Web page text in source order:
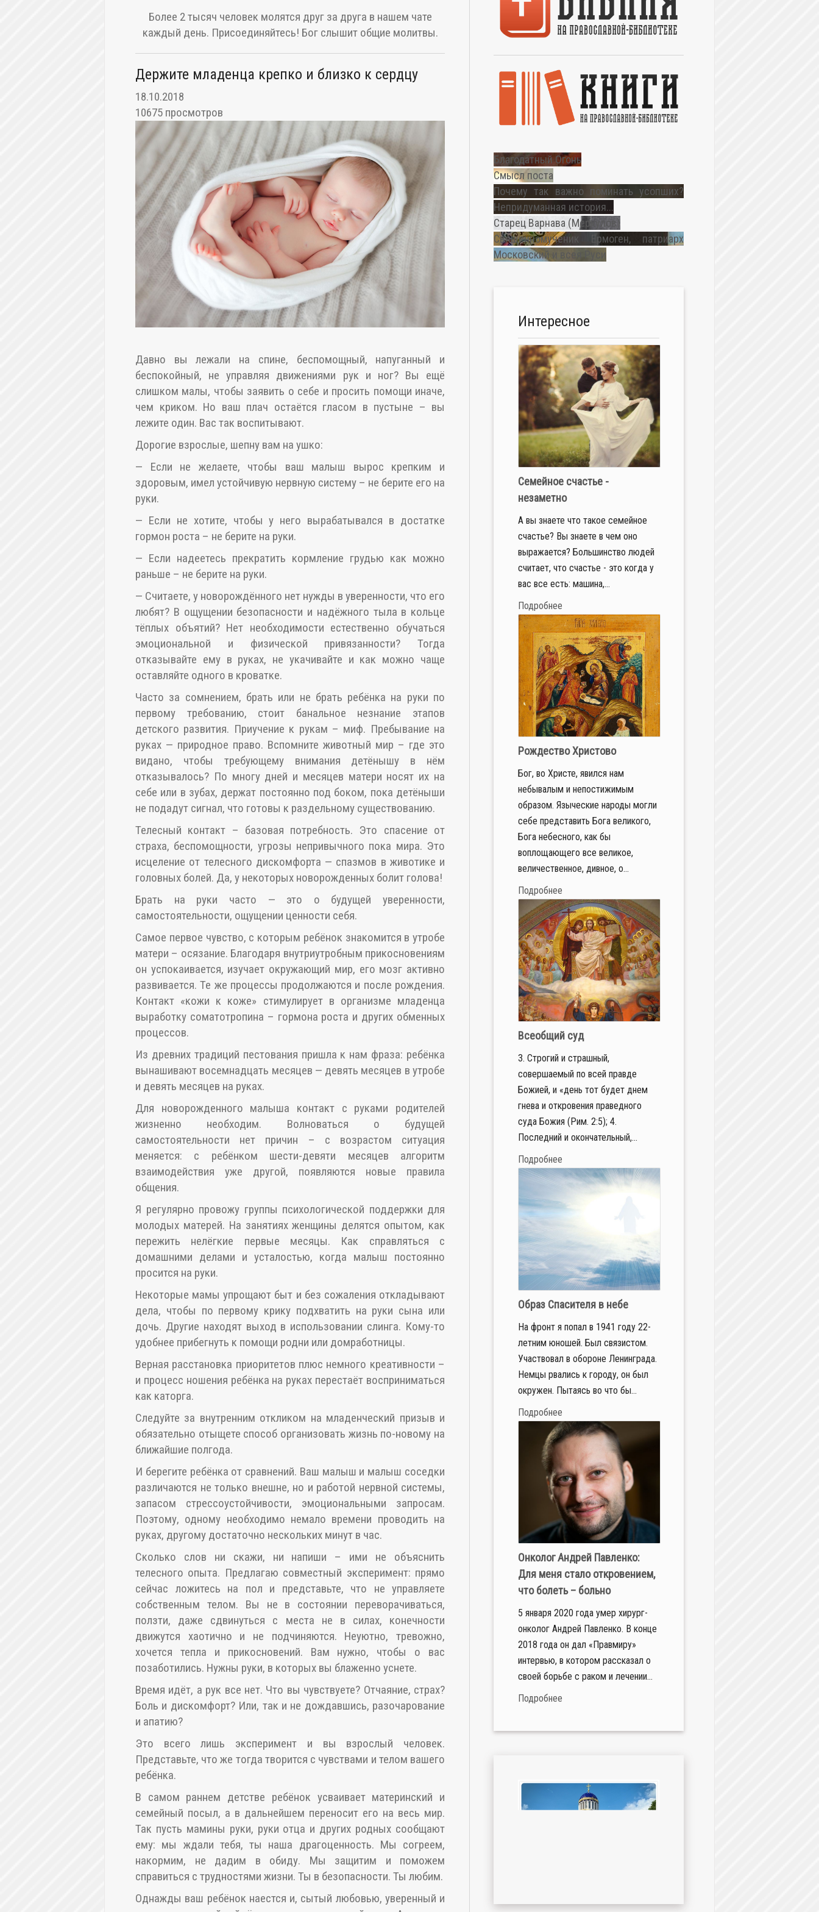
Более 2 тысяч человек молятся друг за друга в нашем чате
каждый день. Присоединяйтесь! Бог слышит общие молитвы.
Держите младенца крепко и близко к сердцу
18.10.2018
10675 просмотров
Давно вы лежали на спине, беспомощный, напуганный и
беспокойный, не управляя движениями рук и ног? Вы ещё
слишком малы, чтобы заявить о себе и просить помощи иначе,
чем криком. Но ваш плач остаётся гласом в пустыне – вы
лежите один. Вас так воспитывают.
Дорогие взрослые, шепну вам на ушко:
— Если не желаете, чтобы ваш малыш вырос крепким и
здоровым, имел устойчивую нервную систему – не берите его на
руки.
— Если не хотите, чтобы у него вырабатывался в достатке
гормон роста – не берите на руки.
— Если надеетесь прекратить кормление грудью как можно
раньше – не берите на руки.
— Считаете, у новорождённого нет нужды в уверенности, что его
любят? В ощущении безопасности и надёжного тыла в кольце
тёплых объятий? Нет необходимости естественно обучаться
эмоциональной и физической привязанности? Тогда
отказывайте ему в руках, не укачивайте и как можно чаще
оставляйте одного в кроватке.
Часто за сомнением, брать или не брать ребёнка на руки по
первому требованию, стоит банальное незнание этапов
детского развития. Приучение к рукам – миф. Пребывание на
руках — природное право. Вспомните животный мир – где это
видано, чтобы требующему внимания детёнышу в нём
отказывалось? По многу дней и месяцев матери носят их на
себе или в зубах, держат постоянно под боком, пока детёныши
не подадут сигнал, что готовы к раздельному существованию.
Телесный контакт – базовая потребность. Это спасение от
страха, беспомощности, угрозы непривычного пока мира. Это
исцеление от телесного дискомфорта — спазмов в животике и
головных болей. Да, у некоторых новорожденных болит голова!
Брать на руки часто — это о будущей уверенности,
самостоятельности, ощущении ценности себя.
Самое первое чувство, с которым ребёнок знакомится в утробе
матери – осязание. Благодаря внутриутробным прикосновениям
он успокаивается, изучает окружающий мир, его мозг активно
развивается. Те же процессы продолжаются и после рождения.
Контакт «кожи к коже» стимулирует в организме младенца
выработку соматотропина – гормона роста и других обменных
процессов.
Из древних традиций пестования пришла к нам фраза: ребёнка
вынашивают восемнадцать месяцев — девять месяцев в утробе
и девять месяцев на руках.
Для новорожденного малыша контакт с руками родителей
жизненно необходим. Волноваться о будущей
самостоятельности нет причин – с возрастом ситуация
меняется: с ребёнком шести-девяти месяцев алгоритм
взаимодействия уже другой, появляются новые правила
общения.
Я регулярно провожу группы психологической поддержки для
молодых матерей. На занятиях женщины делятся опытом, как
пережить нелёгкие первые месяцы. Как справляться с
домашними делами и усталостью, когда малыш постоянно
просится на руки.
Некоторые мамы упрощают быт и без сожаления откладывают
дела, чтобы по первому крику подхватить на руки сына или
дочь. Другие находят выход в использовании слинга. Кому-то
удобнее прибегнуть к помощи родни или домработницы.
Верная расстановка приоритетов плюс немного креативности –
и процесс ношения ребёнка на руках перестаёт восприниматься
как каторга.
Следуйте за внутренним откликом на младенческий призыв и
обязательно отыщете способ организовать жизнь по-новому на
ближайшие полгода.
И берегите ребёнка от сравнений. Ваш малыш и малыш соседки
различаются не только внешне, но и работой нервной системы,
запасом стрессоустойчивости, эмоциональными запросам.
Поэтому, одному необходимо немало времени проводить на
руках, другому достаточно нескольких минут в час.
Сколько слов ни скажи, ни напиши – ими не объяснить
телесного опыта. Предлагаю совместный эксперимент: прямо
сейчас ложитесь на пол и представьте, что не управляете
собственным телом. Вы не в состоянии переворачиваться,
ползти, даже сдвинуться с места не в силах, конечности
движутся хаотично и не подчиняются. Неуютно, тревожно,
хочется тепла и прикосновений. Вам нужно, чтобы о вас
позаботились. Нужны руки, в которых вы блаженно уснете.
Время идёт, а рук все нет. Что вы чувствуете? Отчаяние, страх?
Боль и дискомфорт? Или, так и не дождавшись, разочарование
и апатию?
Это всего лишь эксперимент и вы взрослый человек.
Представьте, что же тогда творится с чувствами и телом вашего
ребёнка.
В самом раннем детстве ребёнок усваивает материнский и
семейный посыл, а в дальнейшем переносит его на весь мир.
Так пусть мамины руки, руки отца и других родных сообщают
ему: мы ждали тебя, ты наша драгоценность. Мы согреем,
накормим, не дадим в обиду. Мы защитим и поможем
справиться с трудностями жизни. Ты в безопасности. Ты любим.
Однажды ваш ребёнок наестся и, сытый любовью, уверенный и
Благодатный Огонь
Смысл поста
Почему так важно поминать усопших?
Непридуманная история...
Старец Варнава (Меркулов)
Священномученик Ермоген, патриарх
Московский и всея Руси
Интересное
Семейное счастье -
незаметно
А вы знаете что такое семейное
счастье? Вы знаете в чем оно
выражается? Большинство людей
считает, что счастье - это когда у
вас все есть: машина,...
Подробнее
Рождество Христово
Бог, во Христе, явился нам
небывалым и непостижимым
образом. Языческие народы могли
себе представить Бога великого,
Бога небесного, как бы
воплощающего все великое,
величественное, дивное, о...
Подробнее
Всеобщий суд
3. Строгий и страшный,
совершаемый по всей правде
Божией, и «день тот будет днем
гнева и откровения праведного
суда Божия (Рим. 2:5); 4.
Последний и окончательный,...
Подробнее
Образ Спасителя в небе
На фронт я попал в 1941 году 22-
летним юношей. Был связистом.
Участвовал в обороне Ленинграда.
Немцы рвались к городу, он был
окружен. Пытаясь во что бы...
Подробнее
Онколог Андрей Павленко:
Для меня стало откровением,
что болеть – больно
5 января 2020 года умер хирург-
онколог Андрей Павленко. В конце
2018 года он дал «Правмиру»
интервью, в котором рассказал о
своей борьбе с раком и лечении...
Подробнее